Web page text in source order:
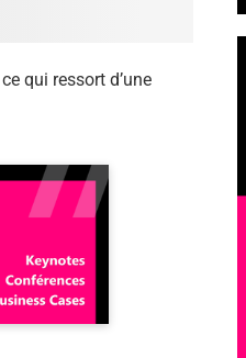
qui ressort d’une